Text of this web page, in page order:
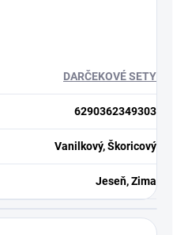
DARČEKOVÉ SETY
6290362349303
Vanilkový, Škoricový
Jeseň, Zima